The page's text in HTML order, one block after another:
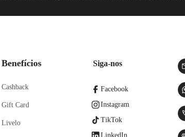
Benefícios
Cashback
Gift Card
Livelo
Siga-nos
Facebook
Instagram
TikTok
LinkedIn